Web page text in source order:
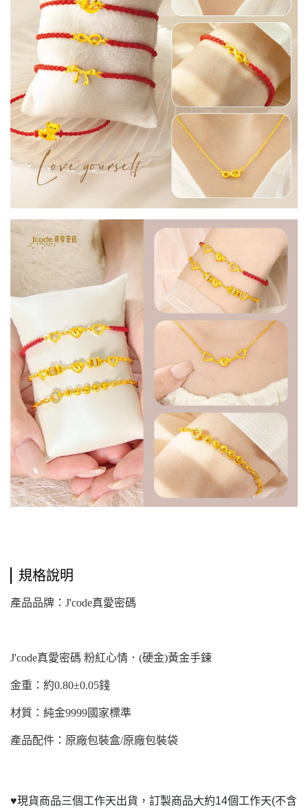
規格說明
產品品牌：J'code真愛密碼
J'code真愛密碼 粉紅心情．(硬金)黃金手鍊
金重：約0.80±0.05錢
材質：純金9999國家標準
產品配件：原廠包裝盒/原廠包裝袋
♥現貨商品三個工作天出貨，訂製商品大約14個工作天(不含